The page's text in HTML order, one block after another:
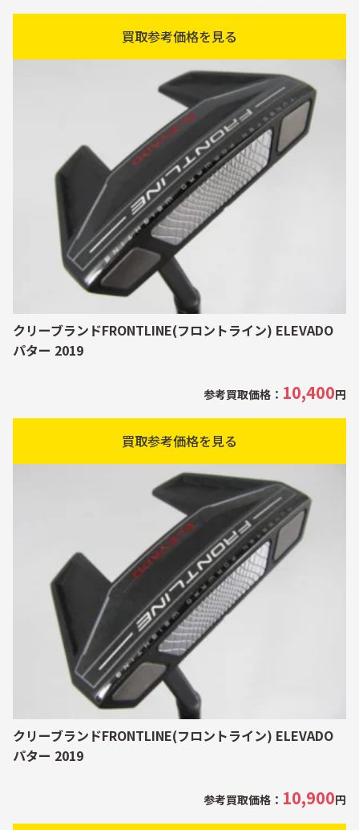
買取参考価格を見る
クリーブランドFRONTLINE(フロントライン) ELEVADO
パター 2019
参考買取価格： 10,400円
買取参考価格を見る
クリーブランドFRONTLINE(フロントライン) ELEVADO
パター 2019
参考買取価格： 10,900円